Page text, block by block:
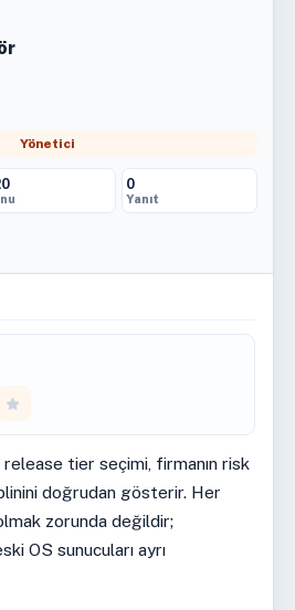
Yönetici
0
Yanıt
release tier seçimi, firmanın risk
doğrudan gösterir. Her
zorunda değildir;
OS sunucuları ayrı